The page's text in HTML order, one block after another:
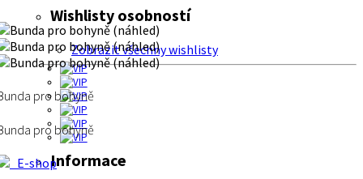
Wishlisty osobností
Zobrazit všechny wishlisty
Informace
pro bohyně
pro bohyně
E-shop